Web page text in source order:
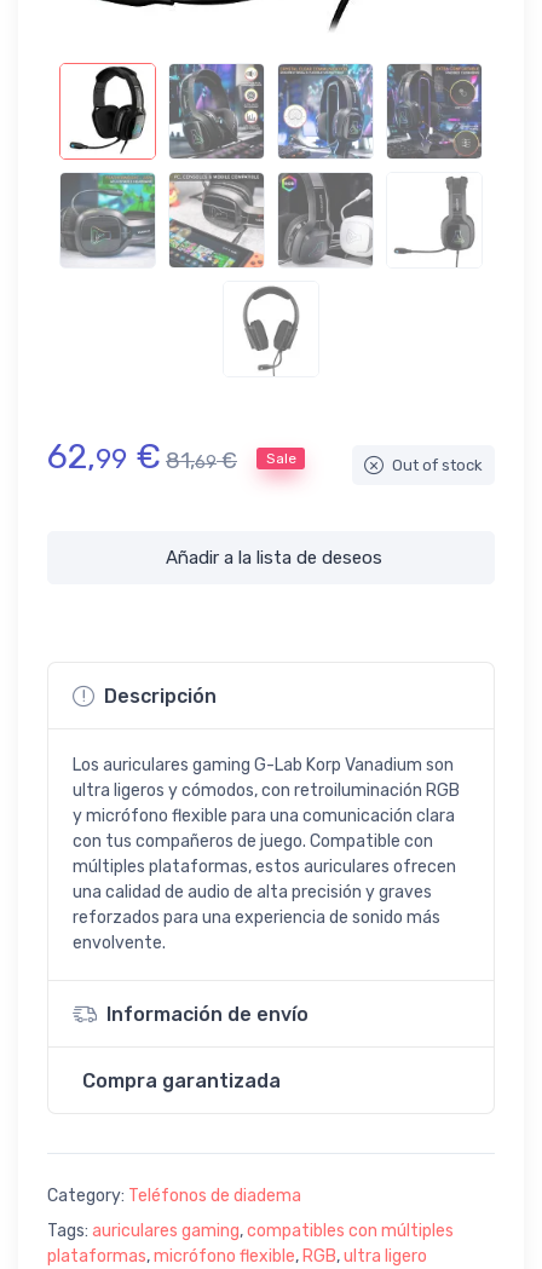
62,99 € 81,69 € Sale Out of stock
Añadir a la lista de deseos
Descripción
Los auriculares gaming G-Lab Korp Vanadium son
ultra ligeros y cómodos, con retroiluminación RGB
y micrófono flexible para una comunicación clara
con tus compañeros de juego. Compatible con
múltiples plataformas, estos auriculares ofrecen
una calidad de audio de alta precisión y graves
reforzados para una experiencia de sonido más
envolvente.
Información de envío
Compra garantizada
Category: Teléfonos de diadema
Tags: auriculares gaming,compatibles con múltiples
plataformas,micrófono flexible, RGB,ultra ligero